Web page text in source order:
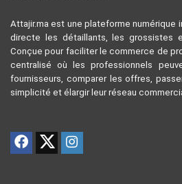
Attajir.ma est une plateforme numérique
directe les détaillants, les grossistes
Conçue pour faciliter le commerce de
centralisé où les professionnels
fournisseurs, comparer les offres,
simplicité et élargir leur réseau